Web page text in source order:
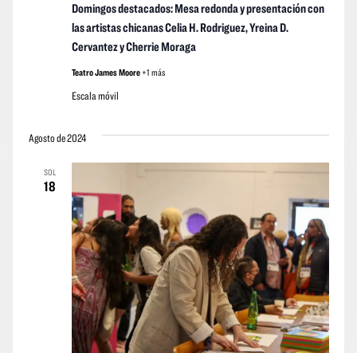
Domingos destacados: Mesa redonda y presentación con
las artistas chicanas Celia H. Rodriguez, Yreina D.
Cervantez y Cherrie Moraga
Teatro James Moore +1 más
Escala móvil
Agosto de 2024
SOL
18